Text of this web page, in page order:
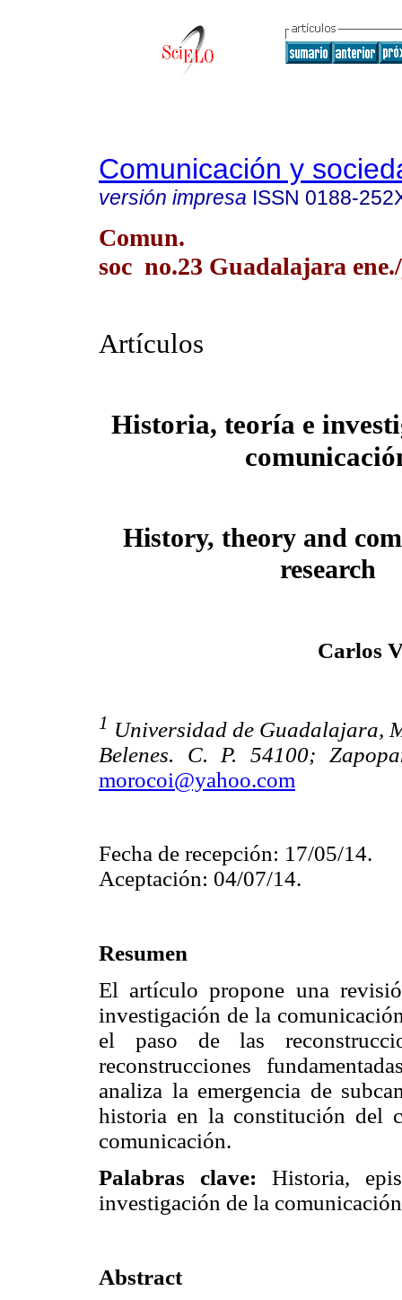
Comunicación y
versión impresa ISSN 0188-
Comun.
soc no.23 Guadalajara
Artículos
Historia, teoría e
History, theory and
research
Carlos
1 Universidad de Guadalajara,
Belenes. C. P. 54100;
morocoi@yahoo.com
Fecha de recepción: 17/05/14.
Aceptación: 04/07/14.
Resumen
El artículo propone una
investigación de la
el paso de las
reconstrucciones
analiza la emergencia de
historia en la constitución del
comunicación.
Palabras clave: Historia,
investigación de la
Abstract